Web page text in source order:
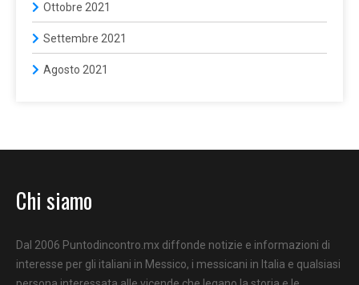
Ottobre 2021
Settembre 2021
Agosto 2021
Chi siamo
Dal 2006 Puntodincontro.mx diffonde notizie e informazioni di
interesse per gli italiani in Messico, i messicani in Italia e qualsiasi